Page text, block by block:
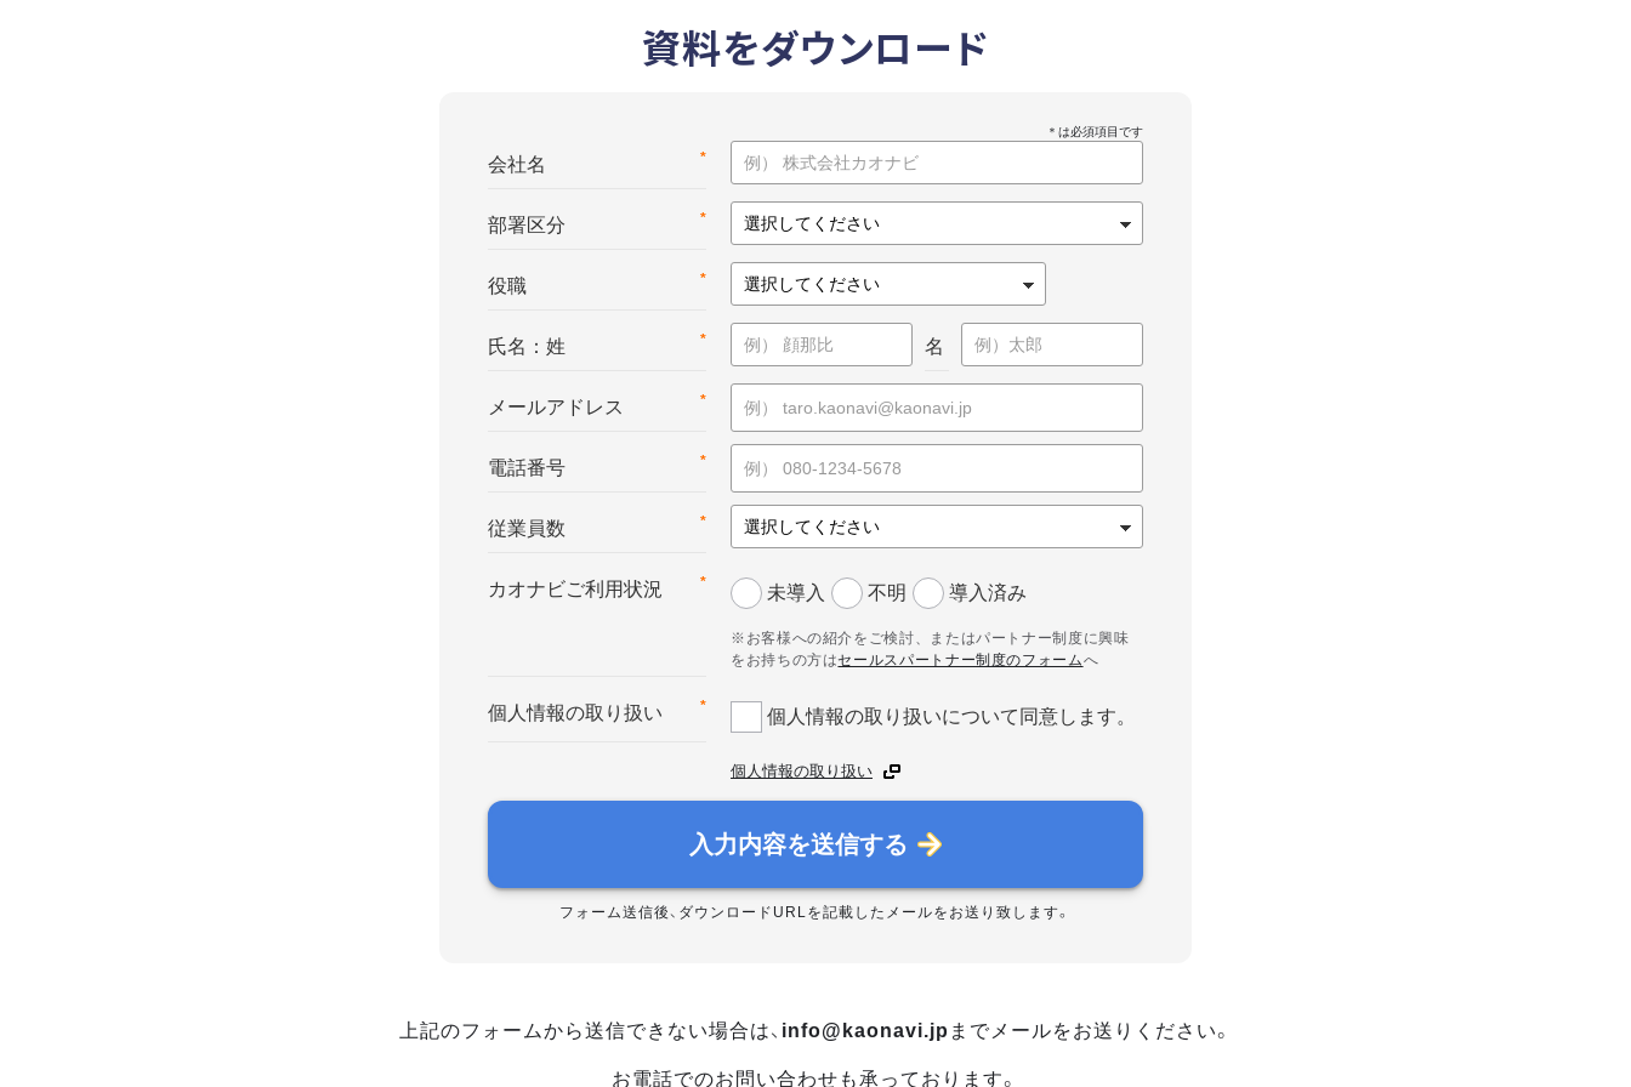
資料をダウンロード
*
会社名
*
部署区分
*
役職
*
氏名：姓 名
*
メールアドレス
*
電話番号
*
従業員数
*
カオナビご利用状況 未導入 不明 導入済み
※お客様への紹介をご検討、またはパートナー制度に興味
をお持ちの方はセールスパートナー制度のフォームへ
*
個人情報の取り扱い 個人情報の取り扱いについて同意します。
個人情報の取り扱い
入力内容を送信する
フォーム送信後、ダウンロードURLを記載したメールをお送り致します。
上記のフォームから送信できない場合は、 info@kaonavi.jp までメールをお送りください。
お電話でのお問い合わせも承っております。